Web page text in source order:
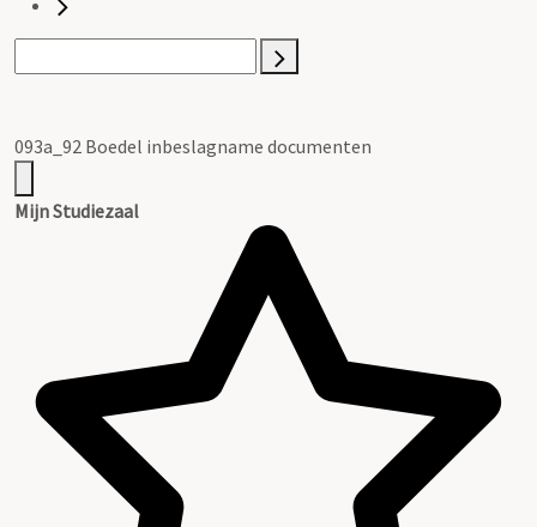
093a_92 Boedel inbeslagname documenten
Mijn Studiezaal